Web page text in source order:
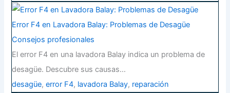
Error F4 en Lavadora Balay: Problemas de Desagüe
Consejos profesionales
El error F4 en una lavadora Balay indica un problema de
desagüe. Descubre sus causas…
desagüe,error F4, lavadora Balay, reparación